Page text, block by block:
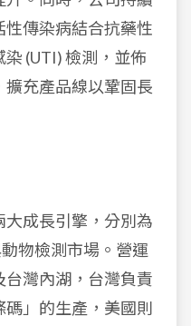
傳染病結合抗藥性
(UTI) 檢測，並佈
充產品線以鞏固長
大成長引擎，分別為
物檢測市場。營運
灣內湖，台灣負責
」的生產，美國則